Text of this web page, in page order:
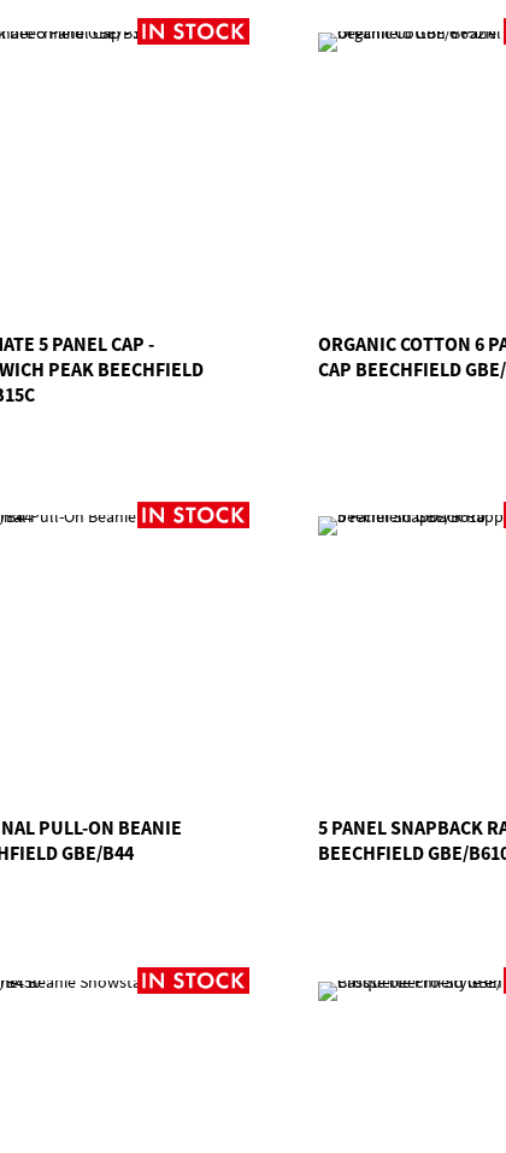
5 PANEL CAP -
PEAK BEECHFIELD
ORGANIC COTTON 6
CAP BEECHFIELD
PULL-ON BEANIE
GBE/B44
5 PANEL SNAPBACK
BEECHFIELD GBE/